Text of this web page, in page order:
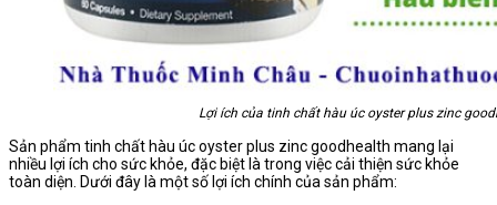
Lợi ích của tinh chất hàu úc oyster plus zinc
Sản phẩm tinh chất hàu úc oyster plus zinc goodhealth mang lại
nhiều lợi ích cho sức khỏe, đặc biệt là trong việc cải thiện sức khỏe
toàn diện. Dưới đây là một số lợi ích chính của sản phẩm: